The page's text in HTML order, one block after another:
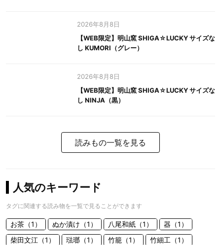
2026年8月8日
【WEB限定】明山窯 SHIGA☆LUCKY サイズな
し KUMORI（グレー）
2026年8月8日
【WEB限定】明山窯 SHIGA☆LUCKY サイズな
し NINJA（黒）
読みもの一覧を見る
人気のキーワード
タグに関連する読み物を一覧で見ることができます
お茶（1） ぬか漬け（1） 八尾和紙（1）
器（1）
柴田文江（1）
琺瑯（1） 竹籠（1） 竹細工（1）